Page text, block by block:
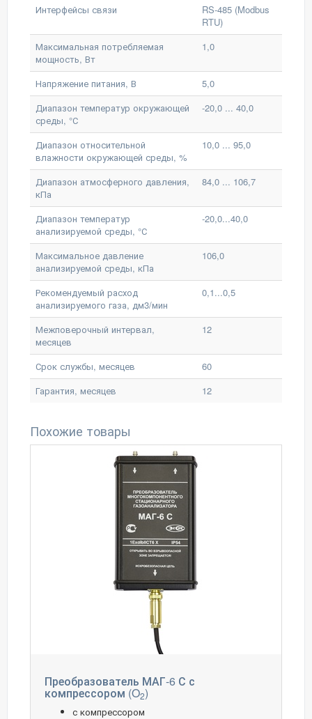
Интерфейсы связи
RS-485 (Modbus
RTU)
Максимальная потребляемая
мощность, Вт
1,0
Напряжение питания, В
5,0
Диапазон температур окружающей
среды, °С
-20,0 ... 40,0
Диапазон относительной
влажности окружающей среды, %
10,0 ... 95,0
Диапазон атмосферного давления,
кПа
84,0 ... 106,7
Диапазон температур
анализируемой среды, °С
-20,0...40,0
Максимальное давление
анализируемой среды, кПа
106,0
Рекомендуемый расход
анализируемого газа, дм3/мин
0,1...0,5
Межповерочный интервал,
месяцев
12
Срок службы, месяцев
60
Гарантия, месяцев
12
Похожие товары
Преобразователь МАГ-6 С с
компрессором (O2)
с компрессором